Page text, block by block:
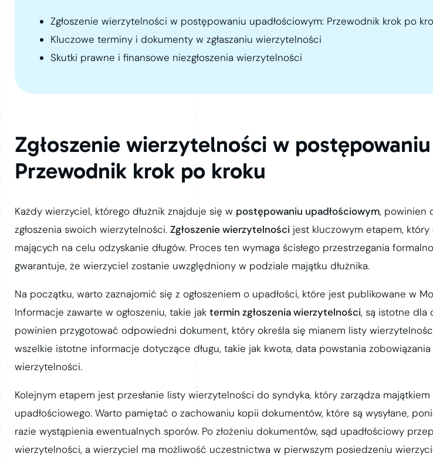
Zgłoszenie wierzytelności w postępowaniu upadłościowym: Przewodnik krok po
Kluczowe terminy i dokumenty w zgłaszaniu wierzytelności
Skutki prawne i finansowe niezgłoszenia wierzytelności
Zgłoszenie wierzytelności w
Przewodnik krok po kroku
Każdy wierzyciel, którego dłużnik znajduje się w postępowaniu upadłościowym, powinien
zgłoszenia swoich wierzytelności. Zgłoszenie wierzytelności jest kluczowym etapem,
mających na celu odzyskanie długów. Proces ten wymaga ścisłego przestrzegania
gwarantuje, że wierzyciel zostanie uwzględniony w podziale majątku dłużnika.
Na początku, warto zaznajomić się z ogłoszeniem o upadłości, które jest publikowane w
Informacje zawarte w ogłoszeniu, takie jak termin zgłoszenia wierzytelności, są istotne dla
powinien przygotować odpowiedni dokument, który określa się mianem listy
wszelkie istotne informacje dotyczące długu, takie jak kwota, data powstania
wierzytelności.
Kolejnym etapem jest przesłanie listy wierzytelności do syndyka, który zarządza
upadłościowego. Warto pamiętać o zachowaniu kopii dokumentów, które są wysyłane,
razie wystąpienia ewentualnych sporów. Po złożeniu dokumentów, sąd upadłościowy
wierzytelności, a wierzyciel ma możliwość uczestnictwa w pierwszym posiedzeniu